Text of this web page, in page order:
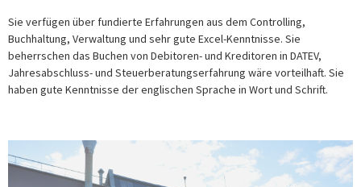
Sie verfügen über fundierte Erfahrungen aus dem Controlling,
Buchhaltung, Verwaltung und sehr gute Excel-Kenntnisse. Sie
beherrschen das Buchen von Debitoren- und Kreditoren in DATEV,
Jahresabschluss- und Steuerberatungserfahrung wäre vorteilhaft. Sie
haben gute Kennt­nisse der englischen Sprache in Wort und Schrift.